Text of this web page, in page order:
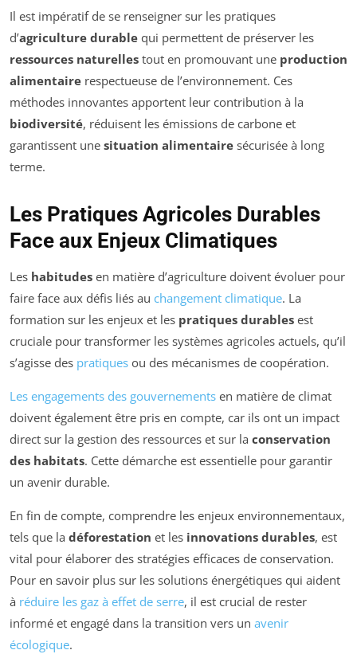
Il est impératif de se renseigner sur les pratiques
d’agriculture durable qui permettent de préserver les
ressources naturelles tout en promouvant une production
alimentaire respectueuse de l’environnement. Ces
méthodes innovantes apportent leur contribution à la
biodiversité, réduisent les émissions de carbone et
garantissent une situation alimentaire sécurisée à long
terme.
Les Pratiques Agricoles Durables
Face aux Enjeux Climatiques
Les habitudes en matière d’agriculture doivent évoluer pour
faire face aux défis liés au changement climatique. La
formation sur les enjeux et les pratiques durables est
cruciale pour transformer les systèmes agricoles actuels, qu’il
s’agisse des pratiques ou des mécanismes de coopération.
Les engagements des gouvernements en matière de climat
doivent également être pris en compte, car ils ont un impact
direct sur la gestion des ressources et sur la conservation
des habitats. Cette démarche est essentielle pour garantir
un avenir durable.
En fin de compte, comprendre les enjeux environnementaux,
tels que la déforestation et les innovations durables, est
vital pour élaborer des stratégies efficaces de conservation.
Pour en savoir plus sur les solutions énergétiques qui aident
à réduire les gaz à effet de serre, il est crucial de rester
informé et engagé dans la transition vers un avenir
écologique.